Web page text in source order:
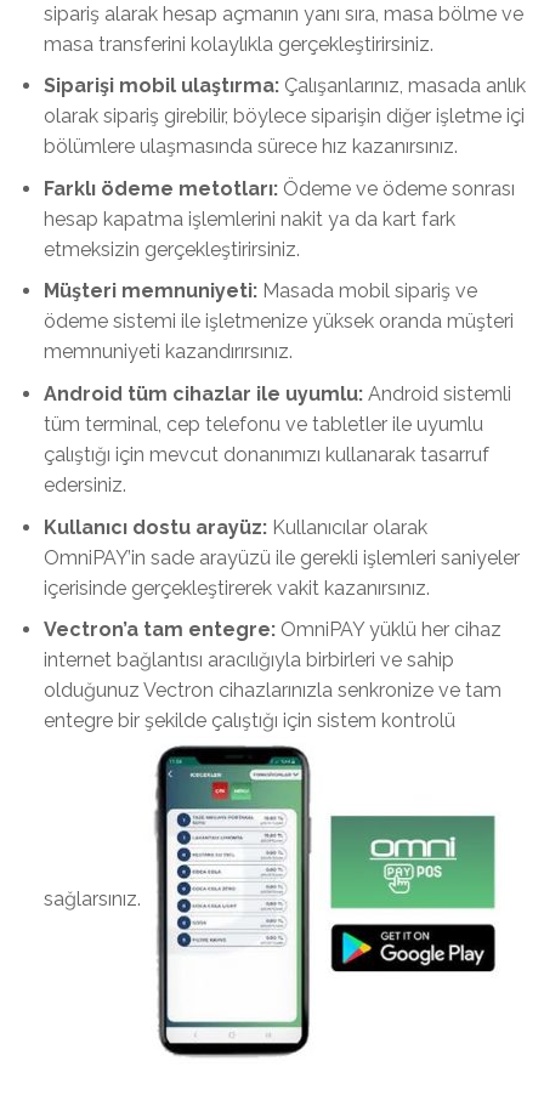
sipariş alarak hesap açmanın yanı sıra, masa bölme ve
masa transferini kolaylıkla gerçekleştirirsiniz.
Siparişi mobil ulaştırma:Çalışanlarınız, masada anlık
olarak sipariş girebilir, böylece siparişin diğer işletme içi
bölümlere ulaşmasında sürece hız kazanırsınız.
Farklı ödeme metotları:Ödeme ve ödeme sonrası
hesap kapatma işlemlerini nakit ya da kart fark
etmeksizin gerçekleştirirsiniz.
Müşteri memnuniyeti:Masada mobil sipariş ve
ödeme sistemi ile işletmenize yüksek oranda müşteri
memnuniyeti kazandırırsınız.
Android tüm cihazlar ile uyumlu:Android sistemli
tüm terminal, cep telefonu ve tabletler ile uyumlu
çalıştığı için mevcut donanımızı kullanarak tasarruf
edersiniz.
Kullanıcı dostu arayüz:Kullanıcılar olarak
OmniPAY’in sade arayüzü ile gerekli işlemleri saniyeler
içerisinde gerçekleştirerek vakit kazanırsınız.
Vectron’a tam entegre:OmniPAY yüklü her cihaz
internet bağlantısı aracılığıyla birbirleri ve sahip
olduğunuz Vectron cihazlarınızla senkronize ve tam
entegre bir şekilde çalıştığı için sistem kontrolü
sağlarsınız.